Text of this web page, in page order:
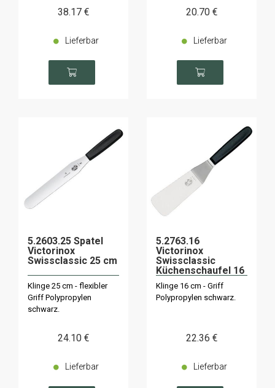
38.17 €
Lieferbar
20.70 €
Lieferbar
5.2603.25 Spatel
Victorinox
Swissclassic 25 cm
Klinge 25 cm - flexibler
Griff Polypropylen
schwarz.
24.10 €
Lieferbar
5.2763.16
Victorinox
Swissclassic
Küchenschaufel 16
cm
Klinge 16 cm - Griff
Polypropylen schwarz.
22.36 €
Lieferbar